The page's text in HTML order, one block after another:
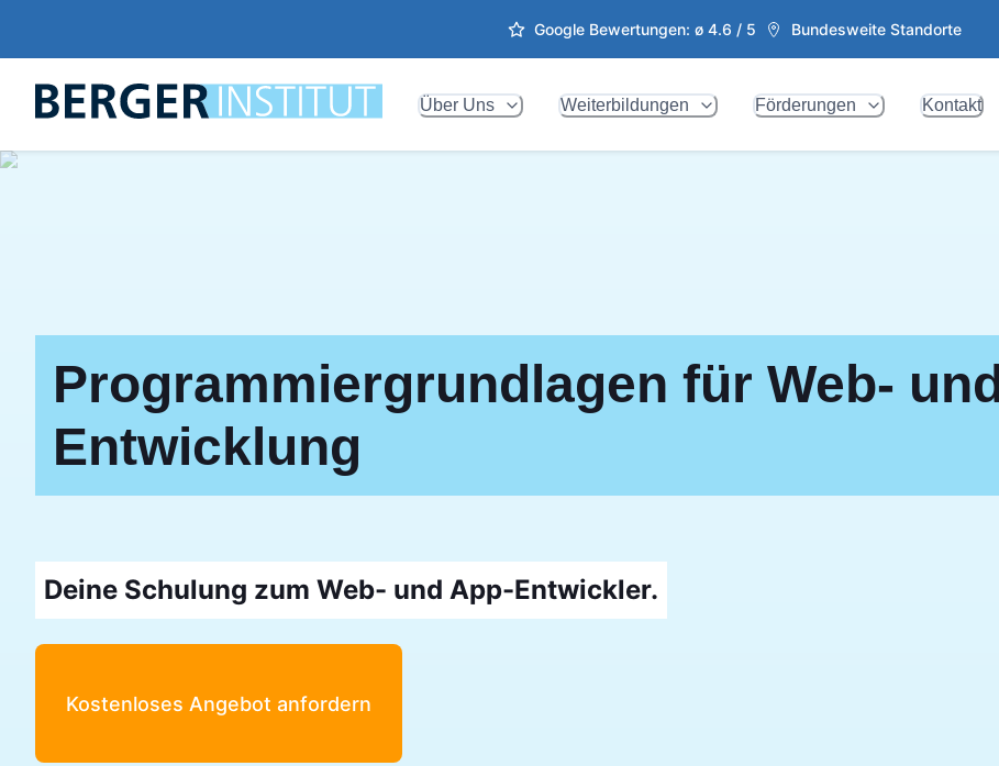
Google Bewertungen: ø 4.6 / 5 Bundesweite Standorte
Über Uns Weiterbildungen Förderungen Kontakt
Programmiergrundlagen für Web-
Entwicklung
Deine Schulung zum Web- und App-Entwickler.
Kostenloses Angebot anfordern